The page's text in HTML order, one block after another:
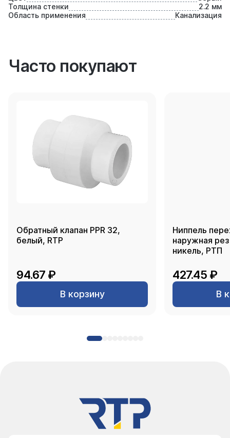
Толщина стенки
2.2 мм
Область применения
Канализация
Часто покупают
Обратный клапан PPR 32,
белый, RTP
94.67 ₽
В корзину
Ниппель
наружная
никель, РТП
427.45 ₽
В